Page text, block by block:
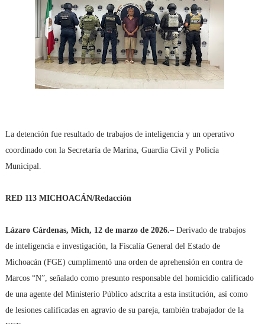
La detención fue resultado de trabajos de inteligencia y un operativo
coordinado con la Secretaría de Marina, Guardia Civil y Policía
Municipal.
RED 113 MICHOACÁN/Redacción
Lázaro Cárdenas, Mich, 12 de marzo de 2026.–Derivado de trabajos
de inteligencia e investigación, la Fiscalía General del Estado de
Michoacán (FGE) cumplimentó una orden de aprehensión en contra de
Marcos “N”, señalado como presunto responsable del homicidio calificado
de una agente del Ministerio Público adscrita a esta institución, así como
de lesiones calificadas en agravio de su pareja, también trabajador de la